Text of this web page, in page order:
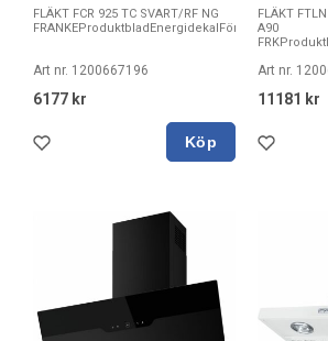
FLÄKT FCR 925 TC SVART/RF NG
Art nr. 1200667196
6177 kr
Köp
FLÄKT
A90
Art nr.
11181 kr